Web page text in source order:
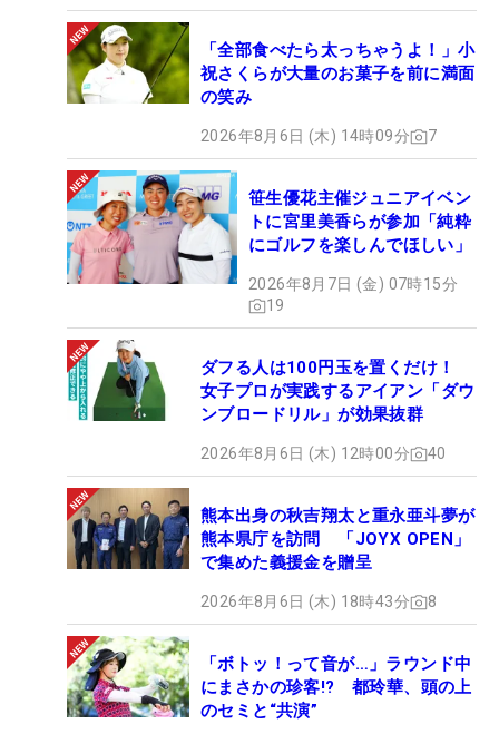
「全部食べたら太っちゃうよ！」小
祝さくらが大量のお菓子を前に満面
の笑み
2026年8月6日 (木) 14時09分 7
笹生優花主催ジュニアイベン
トに宮里美香らが参加「純粋
にゴルフを楽しんでほしい」
2026年8月7日 (金) 07時15分
19
ダフる人は100円玉を置くだけ！
女子プロが実践するアイアン「ダウ
ンブロードリル」が効果抜群
2026年8月6日 (木) 12時00分 40
熊本出身の秋吉翔太と重永亜斗夢が
熊本県庁を訪問 「JOYX OPEN」
で集めた義援金を贈呈
2026年8月6日 (木) 18時43分 8
「ボトッ！って音が…」ラウンド中
にまさかの珍客!? 都玲華、頭の上
のセミと“共演”